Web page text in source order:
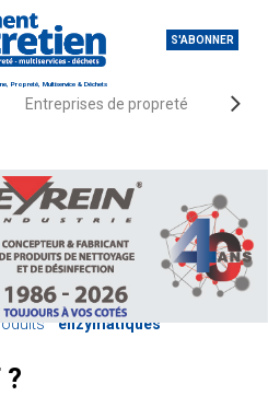
S'ABONNER
Propreté, Multiservice & Déchets
Entreprises de propreté
Produits
enzymatiques
?